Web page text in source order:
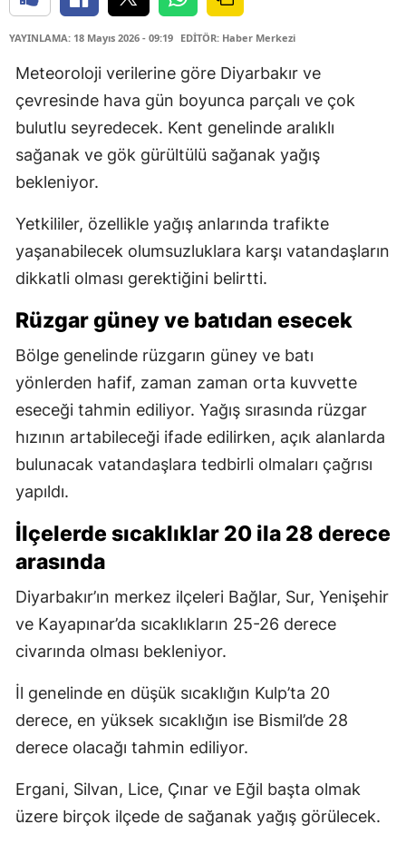
YAYINLAMA: 18 Mayıs 2026 - 09:19 EDİTÖR: Haber Merkezi
Meteoroloji verilerine göre Diyarbakır ve
çevresinde hava gün boyunca parçalı ve çok
bulutlu seyredecek. Kent genelinde aralıklı
sağanak ve gök gürültülü sağanak yağış
bekleniyor.
Yetkililer, özellikle yağış anlarında trafikte
yaşanabilecek olumsuzluklara karşı vatandaşların
dikkatli olması gerektiğini belirtti.
Rüzgar güney ve batıdan esecek
Bölge genelinde rüzgarın güney ve batı
yönlerden hafif, zaman zaman orta kuvvette
eseceği tahmin ediliyor. Yağış sırasında rüzgar
hızının artabileceği ifade edilirken, açık alanlarda
bulunacak vatandaşlara tedbirli olmaları çağrısı
yapıldı.
İlçelerde sıcaklıklar 20 ila 28 derece
arasında
Diyarbakır’ın merkez ilçeleri Bağlar, Sur, Yenişehir
ve Kayapınar’da sıcaklıkların 25-26 derece
civarında olması bekleniyor.
İl genelinde en düşük sıcaklığın Kulp’ta 20
derece, en yüksek sıcaklığın ise Bismil’de 28
derece olacağı tahmin ediliyor.
Ergani, Silvan, Lice, Çınar ve Eğil başta olmak
üzere birçok ilçede de sağanak yağış görülecek.